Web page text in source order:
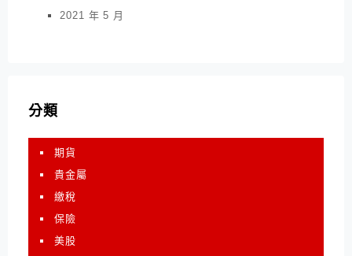
2021 年 5 月
分類
期貨
貴金屬
繳稅
保險
美股